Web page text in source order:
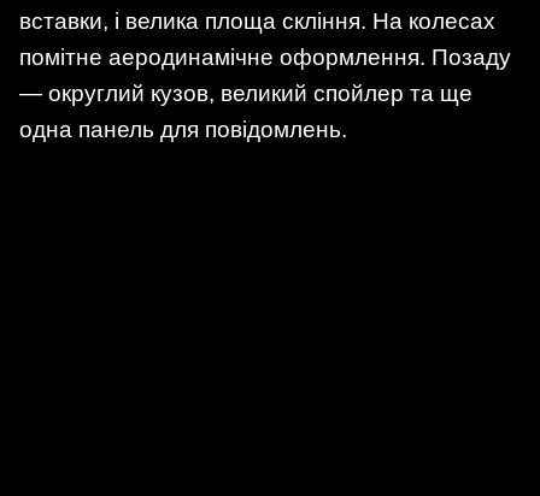
вставки, і велика площа скління. На колесах
помітне аеродинамічне оформлення. Позаду
— округлий кузов, великий спойлер та ще
одна панель для повідомлень.